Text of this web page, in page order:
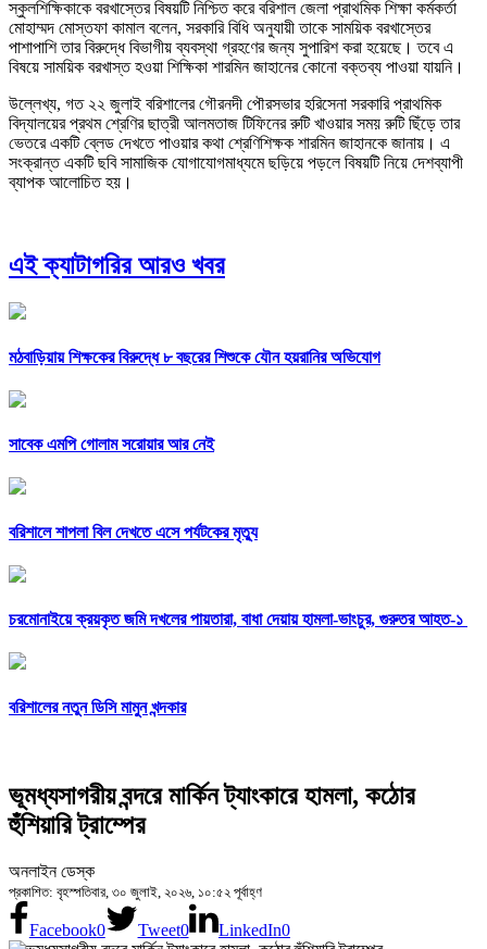
স্কুলশিক্ষিকাকে বরখাস্তের বিষয়টি নিশ্চিত করে বরিশাল জেলা প্রাথমিক শিক্ষা কর্মকর্তা
মোহাম্মদ মোস্তফা কামাল বলেন, সরকারি বিধি অনুযায়ী তাকে সাময়িক বরখাস্তের
পাশাপাশি তার বিরুদ্ধে বিভাগীয় ব্যবস্থা গ্রহণের জন্য সুপারিশ করা হয়েছে। তবে এ
বিষয়ে সাময়িক বরখাস্ত হওয়া শিক্ষিকা শারমিন জাহানের কোনো বক্তব্য পাওয়া যায়নি।
উল্লেখ্য, গত ২২ জুলাই বরিশালের গৌরনদী পৌরসভার হরিসেনা সরকারি প্রাথমিক
বিদ্যালয়ের প্রথম শ্রেণির ছাত্রী আলমতাজ টিফিনের রুটি খাওয়ার সময় রুটি ছিঁড়ে তার
ভেতরে একটি ব্লেড দেখতে পাওয়ার কথা শ্রেণিশিক্ষক শারমিন জাহানকে জানায়। এ
সংক্রান্ত একটি ছবি সামাজিক যোগাযোগমাধ্যমে ছড়িয়ে পড়লে বিষয়টি নিয়ে দেশব্যাপী
ব্যাপক আলোচিত হয়।
এই ক্যাটাগরির আরও খবর
মঠবাড়িয়ায় শিক্ষকের বিরুদ্ধে ৮ বছরের শিশুকে যৌন হয়রানির অভিযোগ
সাবেক এমপি গোলাম সরোয়ার আর নেই
বরিশালে শাপলা বিল দেখতে এসে পর্যটকের মৃত্যু
চরমোনাইয়ে ক্রয়কৃত জমি দখলের পায়তারা, বাধা দেয়ায় হামলা-ভাংচুর, গুরুতর আহত-১
বরিশালের নতুন ডিসি মামুন খন্দকার
ভূমধ্যসাগরীয় বন্দরে মার্কিন ট্যাংকারে হামলা, কঠোর
হুঁশিয়ারি ট্রাম্পের
অনলাইন ডেস্ক
প্রকাশিত: বৃহস্পতিবার, ৩০ জুলাই, ২০২৬, ১০:৫২ পূর্বাহ্ণ
Facebook0 Tweet0 LinkedIn0